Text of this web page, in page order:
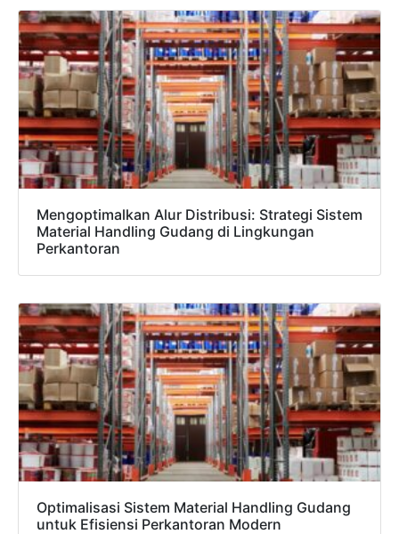
Mengoptimalkan Alur Distribusi: Strategi Sistem
Material Handling Gudang di Lingkungan
Perkantoran
Optimalisasi Sistem Material Handling Gudang
untuk Efisiensi Perkantoran Modern